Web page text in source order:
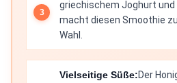
griechischem Joghurt
macht diesen Smoothie
Wahl.
Vielseitige Süße:Der